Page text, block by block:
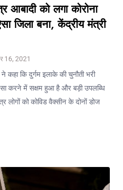
आबादी को लगा कोरोना
जिला बना, केंद्रीय मंत्री
16, 2021
कि दुर्गम इलाके की चुनौती भरी
करने में सक्षम हुआ है और बड़ी उपलब्धि
लोगों को कोविड वैक्सीन के दोनों डोज